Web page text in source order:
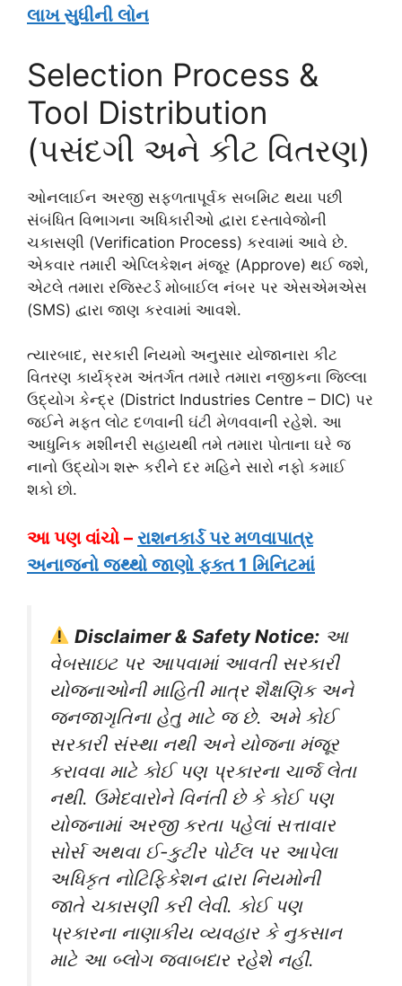
લાખ સુધીની લોન
Selection Process &
Tool Distribution
(પસંદગી અને કીટ વિતરણ)
ઓનલાઈન અરજી સફળતાપૂર્વક સબમિટ થયા પછી
સંબંધિત વિભાગના અધિકારીઓ દ્વારા દસ્તાવેજોની
ચકાસણી (Verification Process) કરવામાં આવે છે.
એકવાર તમારી એપ્લિકેશન મંજૂર (Approve) થઈ જશે,
એટલે તમારા રજિસ્ટર્ડ મોબાઈલ નંબર પર એસએમએસ
(SMS) દ્વારા જાણ કરવામાં આવશે.
ત્યારબાદ, સરકારી નિયમો અનુસાર યોજાનારા કીટ
વિતરણ કાર્યક્રમ અંતર્ગત તમારે તમારા નજીકના જિલ્લા
ઉદ્યોગ કેન્દ્ર (District Industries Centre – DIC) પર
જઈને મફત લોટ દળવાની ઘંટી મેળવવાની રહેશે. આ
આધુનિક મશીનરી સહાયથી તમે તમારા પોતાના ઘરે જ
નાનો ઉદ્યોગ શરૂ કરીને દર મહિને સારો નફો કમાઈ
શકો છો.
આ પણ વાંચો – રાશનકાર્ડ પર મળવાપાત્ર
અનાજનો જથ્થો જાણો ફક્ત 1 મિનિટમાં
Disclaimer & Safety Notice: આ
વેબસાઇટ પર આપવામાં આવતી સરકારી
યોજનાઓની માહિતી માત્ર શૈક્ષણિક અને
જનજાગૃતિના હેતુ માટે જ છે. અમે કોઈ
સરકારી સંસ્થા નથી અને યોજના મંજૂર
કરાવવા માટે કોઈ પણ પ્રકારના ચાર્જ લેતા
નથી. ઉમેદવારોને વિનંતી છે કે કોઈ પણ
યોજનામાં અરજી કરતા પહેલાં સત્તાવાર
સોર્સ અથવા ઈ-કુટીર પોર્ટલ પર આપેલા
અધિકૃત નોટિફિકેશન દ્વારા નિયમોની
જાતે ચકાસણી કરી લેવી. કોઈ પણ
પ્રકારના નાણાકીય વ્યવહાર કે નુકસાન
માટે આ બ્લોગ જવાબદાર રહેશે નહીં.